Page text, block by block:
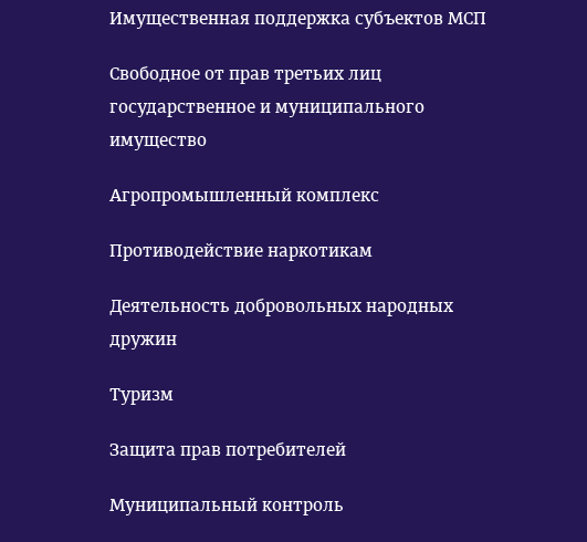
Имущественная поддержка субъектов МСП
Свободное от прав третьих лиц
государственное и муниципального
имущество
Агропромышленный комплекс
Противодействие наркотикам
Деятельность добровольных народных
дружин
Туризм
Защита прав потребителей
Муниципальный контроль